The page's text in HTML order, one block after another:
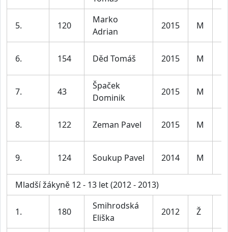
5. 120
Marko
Adrian
2015 M
6. 154 Děd Tomáš 2015 M
7. 43
Špaček
Dominik
2015 M
8. 122 Zeman Pavel 2015 M
9. 124 Soukup Pavel 2014 M
Mladší žákyně 12 - 13 let (2012 - 2013)
1. 180
Smihrodská
Eliška
2012 Ž